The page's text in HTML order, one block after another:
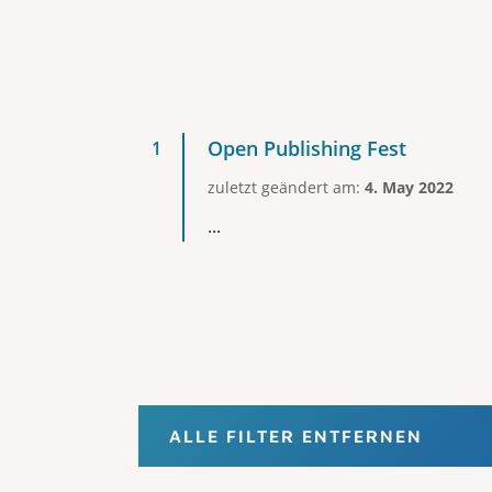
Open Publishing Fest
zuletzt geändert am: 4. May 2022
...
ALLE FILTER ENTFERNEN